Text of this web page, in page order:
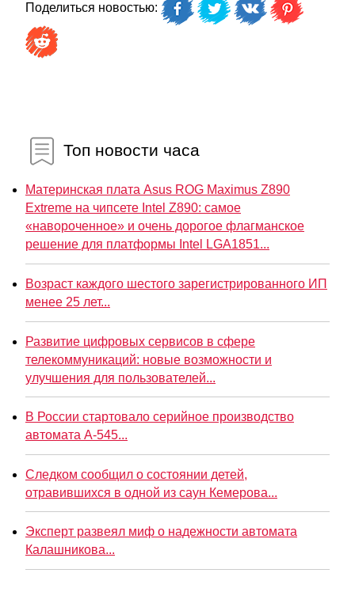
Поделиться новостью:
Топ новости часа
Материнская плата Asus ROG Maximus Z890
Extreme на чипсете Intel Z890: самое
«навороченное» и очень дорогое флагманское
решение для платформы Intel LGA1851...
Возраст каждого шестого зарегистрированного ИП
менее 25 лет...
Развитие цифровых сервисов в сфере
телекоммуникаций: новые возможности и
улучшения для пользователей...
В России стартовало серийное производство
автомата А-545...
Следком сообщил о состоянии детей,
отравившихся в одной из саун Кемерова...
Эксперт развеял миф о надежности автомата
Калашникова...